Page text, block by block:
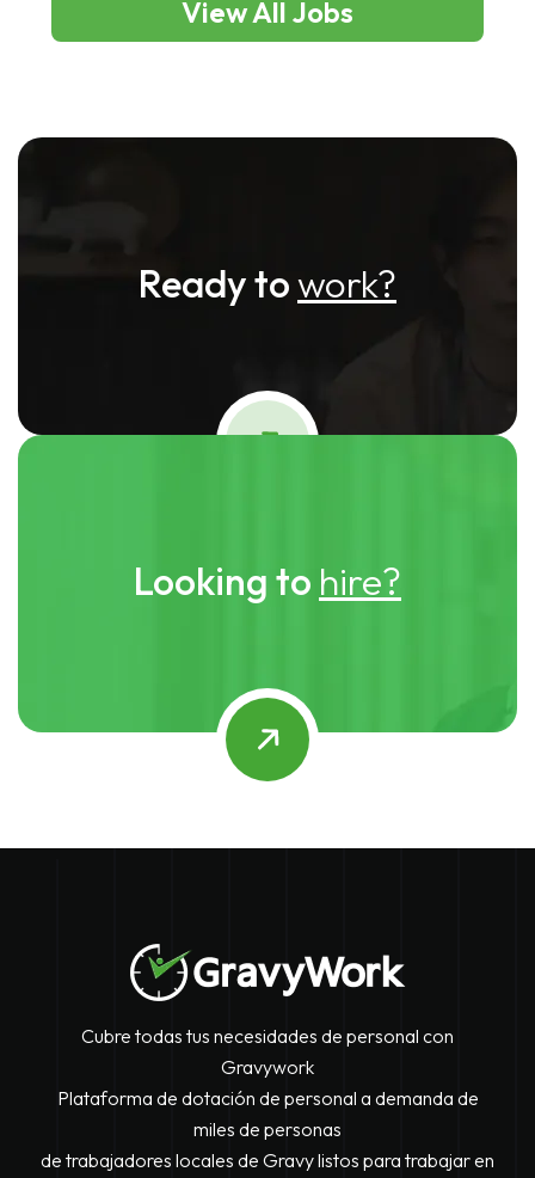
View All Jobs
Ready towork?
Looking to hire?
Cubre todas tus necesidades de personal con
Gravywork
Plataforma de dotación de personal a demanda de
miles de personas
de trabajadores locales de Gravy listos para trabajar en